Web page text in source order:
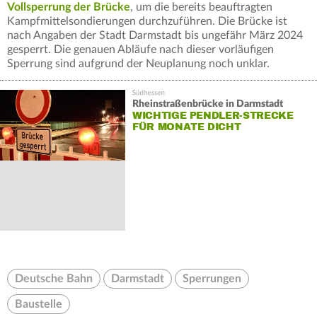
Vollsperrung der Brücke, um die bereits beauftragten
Kampfmittelsondierungen durchzuführen. Die Brücke ist
nach Angaben der Stadt Darmstadt bis ungefähr März 2024
gesperrt. Die genauen Abläufe nach dieser vorläufigen
Sperrung sind aufgrund der Neuplanung noch unklar.
Rheinstraßenbrücke in Darmstadt
WICHTIGE PENDLER-STRECKE
FÜR MONATE DICHT
Deutsche Bahn Darmstadt Sperrungen
Baustelle